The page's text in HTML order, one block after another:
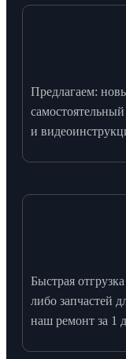
Предлагаем:
и
Быстрая
либо запчастей
наш ремонт за 1